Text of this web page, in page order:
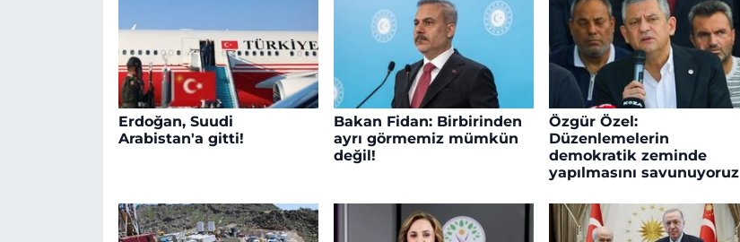
Erdoğan, Suudi
Arabistan'a gitti!
Bakan Fidan: Birbirinden
ayrı görmemiz mümkün
değil!
Özgür Özel:
Düzenlemelerin
demokratik zeminde
yapılmasını savunuyoruz